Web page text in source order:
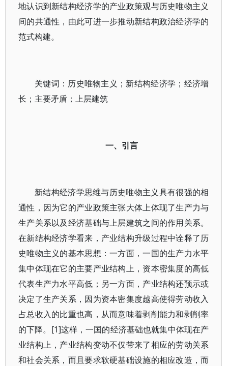
地认识到新结构经济学的产业政策观与历史唯物主义
间的共通性，由此可进一步推动新结构政治经济学的
范式构建。
关键词：历史唯物主义；新结构经济学；经济增
长；主要矛盾；上层建筑
一、引言
新结构经济学思维与历史唯物主义具有很强的相
通性，因为它的产业政策主张大体上体现了生产力与
生产关系以及经济基础与上层建筑之间的作用关系。
在新结构经济学看来，产业结构升级过程中诠释了历
史唯物主义的基本思想：一方面，一国的生产力水平
集中体现在它的主要产业结构上，资本密集度的高低
代表生产力水平高低；另一方面，产业结构还预示或
决定了生产关系，因为资本密集度越高使得劳动收入
占总收入的比重也高，从而意味着剥削能力和剥削率
的下降。[1]这样，一国的经济基础也就集中体现在产
业结构上，产业结构变动不仅带来了相应的劳动关系
和社会关系，而且要求软硬基础设施的相应改造，而